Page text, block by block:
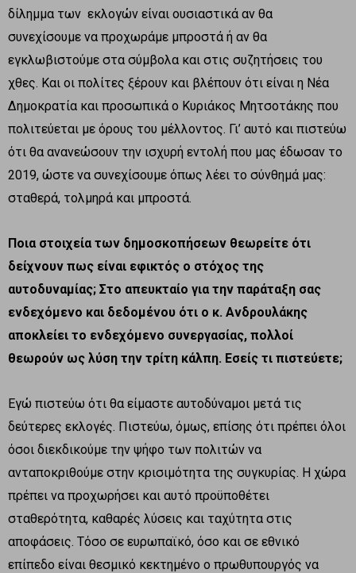
δίλημμα των εκλογών είναι ουσιαστικά αν θα
συνεχίσουμε να προχωράμε μπροστά ή αν θα
εγκλωβιστούμε στα σύμβολα και στις συζητήσεις του
χθες. Και οι πολίτες ξέρουν και βλέπουν ότι είναι η Νέα
Δημοκρατία και προσωπικά ο Κυριάκος Μητσοτάκης που
πολιτεύεται με όρους του μέλλοντος. Γι’ αυτό και πιστεύω
ότι θα ανανεώσουν την ισχυρή εντολή που μας έδωσαν το
2019, ώστε να συνεχίσουμε όπως λέει το σύνθημά μας:
σταθερά, τολμηρά και μπροστά.
Ποια στοιχεία των δημοσκοπήσεων θεωρείτε ότι
δείχνουν πως είναι εφικτός ο στόχος της
αυτοδυναμίας; Στο απευκταίο για την παράταξη σας
ενδεχόμενο και δεδομένου ότι ο κ. Ανδρουλάκης
αποκλείει το ενδεχόμενο συνεργασίας, πολλοί
θεωρούν ως λύση την τρίτη κάλπη. Εσείς τι πιστεύετε;
Εγώ πιστεύω ότι θα είμαστε αυτοδύναμοι μετά τις
δεύτερες εκλογές. Πιστεύω, όμως, επίσης ότι πρέπει όλοι
όσοι διεκδικούμε την ψήφο των πολιτών να
ανταποκριθούμε στην κρισιμότητα της συγκυρίας. Η χώρα
πρέπει να προχωρήσει και αυτό προϋποθέτει
σταθερότητα, καθαρές λύσεις και ταχύτητα στις
αποφάσεις. Τόσο σε ευρωπαϊκό, όσο και σε εθνικό
επίπεδο είναι θεσμικό κεκτημένο ο πρωθυπουργός να